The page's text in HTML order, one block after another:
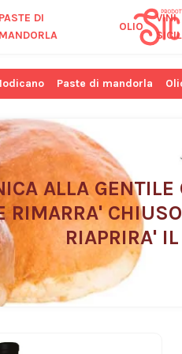
PASTE DI
MANDORLA
OLIO
VINI
Paste di mandorla
ALLA
RIMARRA'
RIAPRIRA'